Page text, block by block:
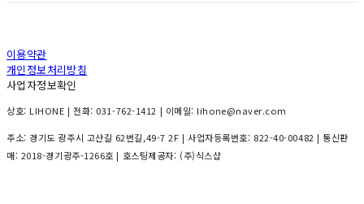
이용약관
개인정보처리방침
사업자정보확인
상호: LIHONE | 전화: 031-762-1412 | 이메일: lihone@naver.com
주소: 경기도 광주시 고산길 62번길,49-7 2F | 사업자등록번호: 822-40-00482 | 통신판
매: 2018-경기광주-1266호 | 호스팅제공자: (주)식스샵